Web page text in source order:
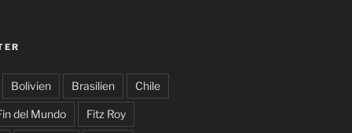
Bolivien Brasilien Chile
del Mundo Fitz Roy